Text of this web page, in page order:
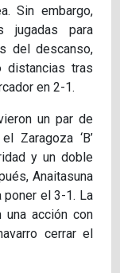
Sin embargo,
jugadas para
del descanso,
distancias tras
en 2-1.
un par de
Zaragoza ‘B’
y un doble
Anaitasuna
poner el 3-1. La
una acción con
cerrar el